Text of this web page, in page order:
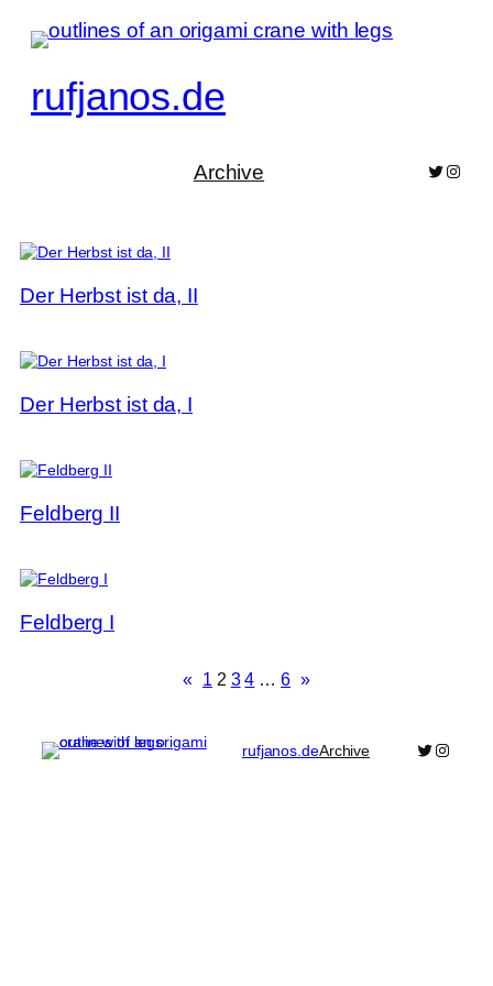
content
rufjanos.de
Archive Bluesky
Der Herbst ist da, II
Der Herbst ist da, I
Feldberg II
Feldberg I
« 1 2 3 4 … 6 »
rufjanos.deArchive Bluesky